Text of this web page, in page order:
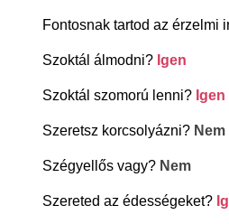
Fontosnak tartod az érzelmi
Szoktál álmodni? Igen
Szoktál szomorú lenni? Igen
Szeretsz korcsolyázni? Nem
Szégyellős vagy? Nem
Szereted az édességeket?